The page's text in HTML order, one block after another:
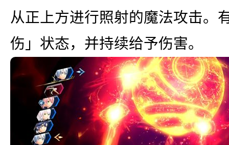
从正上方进行照射的魔法攻击。
伤」状态，并持续给予伤害。